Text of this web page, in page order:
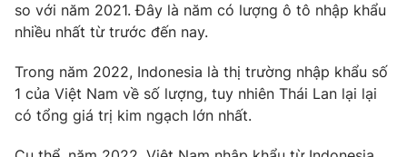
VTV Sức khoẻ Bất động sản
Thị trường 24h Tấm lòng Việt
VTV4 Vươn mình bằng AI
so với năm 2021. Đây là năm có lượng ô tô nhập khẩu
nhiều nhất từ trước đến nay.
Trong năm 2022, Indonesia là thị trường nhập khẩu số
1 của Việt Nam về số lượng, tuy nhiên Thái Lan lại lại
có tổng giá trị kim ngạch lớn nhất.